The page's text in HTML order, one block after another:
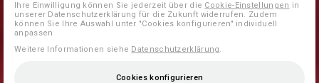
Ihre Einwilligung können Sie jederzeit über die Cookie-Einstellungen in
unserer Datenschutzerklärung für die Zukunft widerrufen. Zudem
können Sie Ihre Auswahl unter "Cookies konfigurieren" individuell
anpassen
Weitere Informationen siehe Datenschutzerklärung.
Cookies konfigurieren